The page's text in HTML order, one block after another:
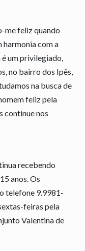
me feliz quando
harmonia com a
um privilegiado,
no bairro dos Ipês,
na busca de
feliz pela
continue nos
recebendo
anos. Os
telefone 9.9981-
feiras pela
Valentina de